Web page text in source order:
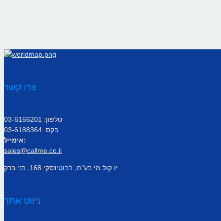
צרו קשר
טלפון: 03-6166201
פקס: 03-6188364
אימייל:
sales@callme.co.il
ניווט אתר